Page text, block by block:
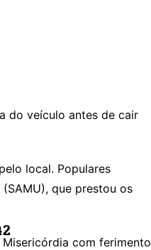
do veículo antes de cair
local. Populares
que prestou os
com ferimento